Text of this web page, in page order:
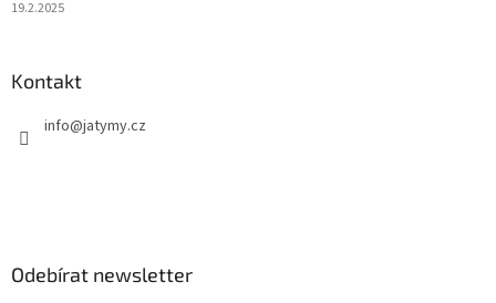
19.2.2025
Kontakt
info@jatymy.cz
Odebírat newsletter